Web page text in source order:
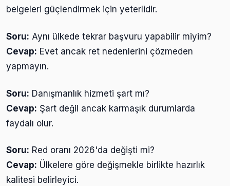
belgeleri güçlendirmek için yeterlidir.
Soru: Aynı ülkede tekrar başvuru yapabilir miyim?
Cevap: Evet ancak ret nedenlerini çözmeden
yapmayın.
Soru: Danışmanlık hizmeti şart mı?
Cevap: Şart değil ancak karmaşık durumlarda
faydalı olur.
Soru: Red oranı 2026'da değişti mi?
Cevap: Ülkelere göre değişmekle birlikte hazırlık
kalitesi belirleyici.